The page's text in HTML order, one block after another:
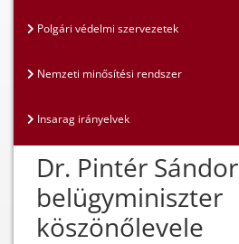
Polgári védelmi szervezetek
Nemzeti minősítési rendszer
Insarag irányelvek
Dr. Pintér Sándor
belügyminiszter
köszönőlevele